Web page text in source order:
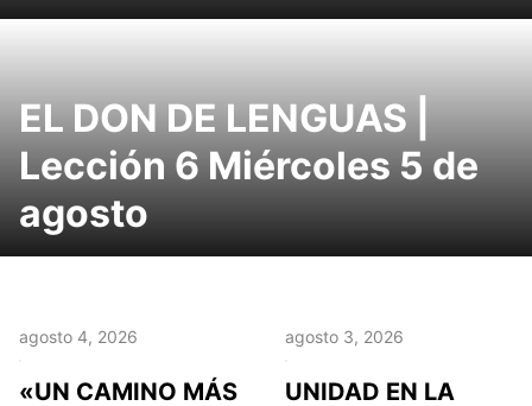
EL DON DE LENGUAS |
Lección 6 Miércoles 5 de
agosto
agosto 4, 2026
«UN CAMINO MÁS
agosto 3, 2026
UNIDAD EN LA